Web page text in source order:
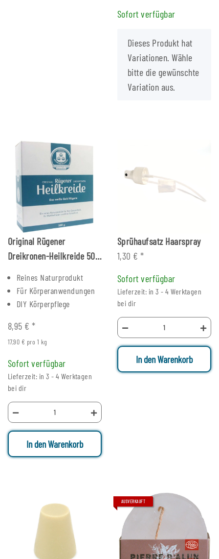
Sofort verfügbar
x
Dieses Produkt hat
Variationen. Wähle
bitte die gewünschte
Variation aus.
Original Rügener
Dreikronen-Heilkreide 500
Reines Naturprodukt
Für Körperanwendungen
DIY Körperpflege
8,95 €*
17,90 € pro 1 kg
Sofort verfügbar
Lieferzeit: in 3 - 4 Werktagen
bei dir
In den Warenkorb
Sprühaufsatz Haarspray
1,30 €*
Sofort verfügbar
Lieferzeit: in 3 - 4 Werktagen
bei dir
In den Warenkorb
AUSVERKAUFT